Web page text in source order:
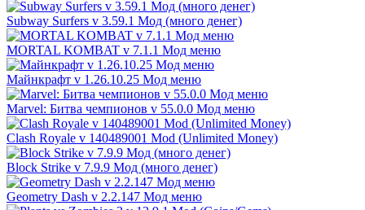
Subway Surfers v 3.59.1 Мод (много денег)
MORTAL KOMBAT v 7.1.1 Мод меню
Майнкрафт v 1.26.10.25 Мод меню
Marvel: Битва чемпионов v 55.0.0 Мод меню
Clash Royale v 140489001 Mod (Unlimited Money)
Block Strike v 7.9.9 Мод (много денег)
Geometry Dash v 2.2.147 Мод меню